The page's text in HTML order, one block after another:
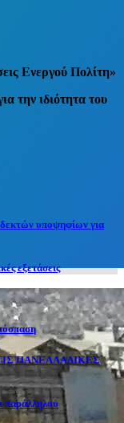
Ενεργού Πολίτη»
την ιδιότητα του
δεκτών υποψηφίων για
εξετάσεις
ΠΑΝΕΛΛΑΔΙΚΕΣ
παράλληλου